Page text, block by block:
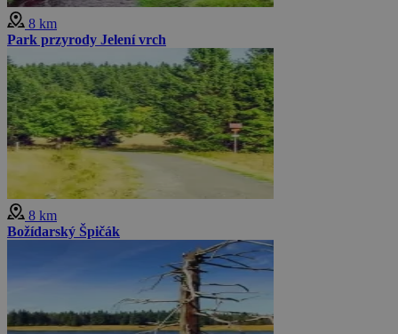
8 km
Park przyrody Jelení vrch
8 km
Božídarský Špičák